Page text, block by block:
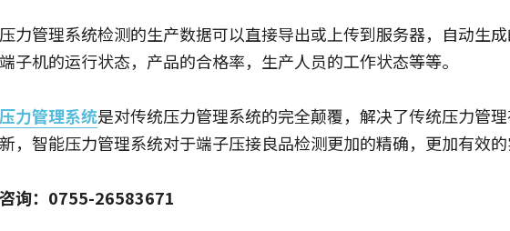
力管理系统检测的生产数据可以直接导出或上传到服务器，自动生
子机的运行状态，产品的合格率，生产人员的工作状态等等。
力管理系统是对传统压力管理系统的完全颠覆，解决了传统压力管
，智能压力管理系统对于端子压接良品检测更加的精确，更加有效的
询：0755-26583671